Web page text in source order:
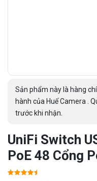
Sản phẩm này là hàng
hành của Huế Camera .
trước khi nhận.
UniFi Switch
PoE 48 Cổng